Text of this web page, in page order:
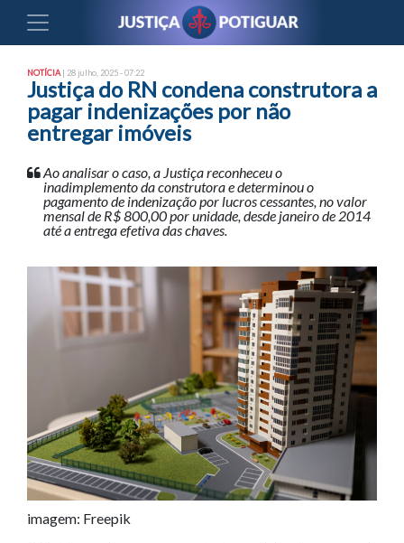
NOTÍCIA | 28 julho, 2025 - 07:22
Justiça do RN condena construtora a
pagar indenizações por não
entregar imóveis
Ao analisar o caso, a Justiça reconheceu o
inadimplemento da construtora e determinou o
pagamento de indenização por lucros cessantes, no valor
mensal de R$ 800,00 por unidade, desde janeiro de 2014
até a entrega efetiva das chaves.
imagem: Freepik